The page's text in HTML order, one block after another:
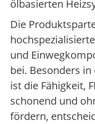
ölbasierten
Die
und
bei. Besonders
ist die Fähigkeit,
schonend und
fördern,